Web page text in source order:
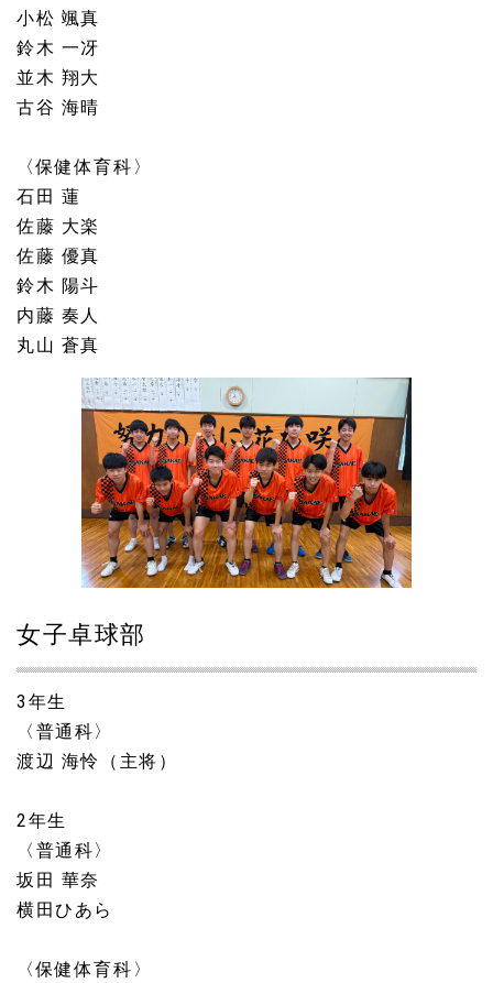
小松 颯真
鈴木 一冴
並木 翔大
古谷 海晴
〈保健体育科〉
石田 蓮
佐藤 大楽
佐藤 優真
鈴木 陽斗
内藤 奏人
丸山 蒼真
女子卓球部
3年生
〈普通科〉
渡辺 海怜（主将）
2年生
〈普通科〉
坂田 華奈
横田ひあら
〈保健体育科〉